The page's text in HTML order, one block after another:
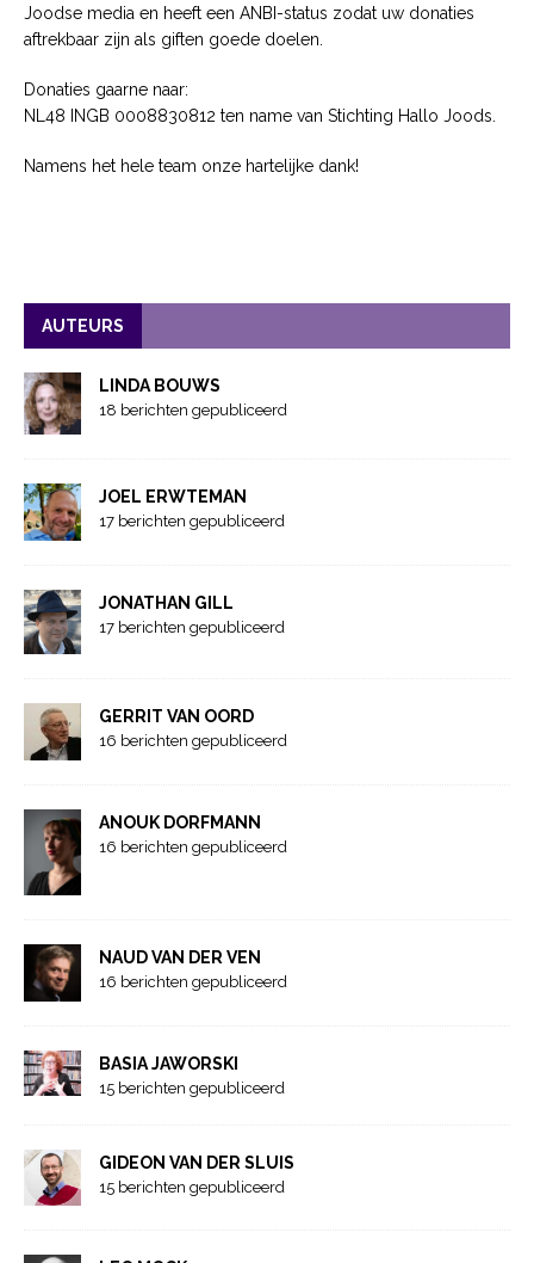
Joodse media en heeft een ANBI-status zodat uw donaties
aftrekbaar zijn als giften goede doelen.
Donaties gaarne naar:
NL48 INGB 0008830812 ten name van Stichting Hallo Joods.
Namens het hele team onze hartelijke dank!
AUTEURS
LINDA BOUWS
18 berichten gepubliceerd
JOEL ERWTEMAN
17 berichten gepubliceerd
JONATHAN GILL
17 berichten gepubliceerd
GERRIT VAN OORD
16 berichten gepubliceerd
ANOUK DORFMANN
16 berichten gepubliceerd
NAUD VAN DER VEN
16 berichten gepubliceerd
BASIA JAWORSKI
15 berichten gepubliceerd
GIDEON VAN DER SLUIS
15 berichten gepubliceerd